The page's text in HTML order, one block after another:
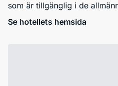
som är tillgänglig i de
Se hotellets hemsida